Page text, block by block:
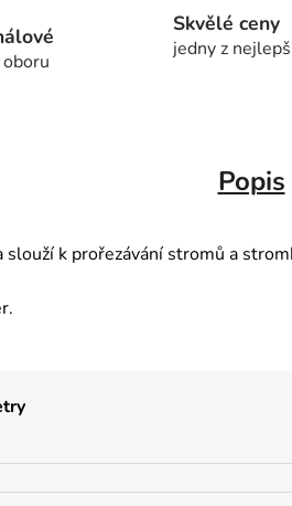
Skvělé ceny
jedny z
Popis
slouží k prořezávání stromů a